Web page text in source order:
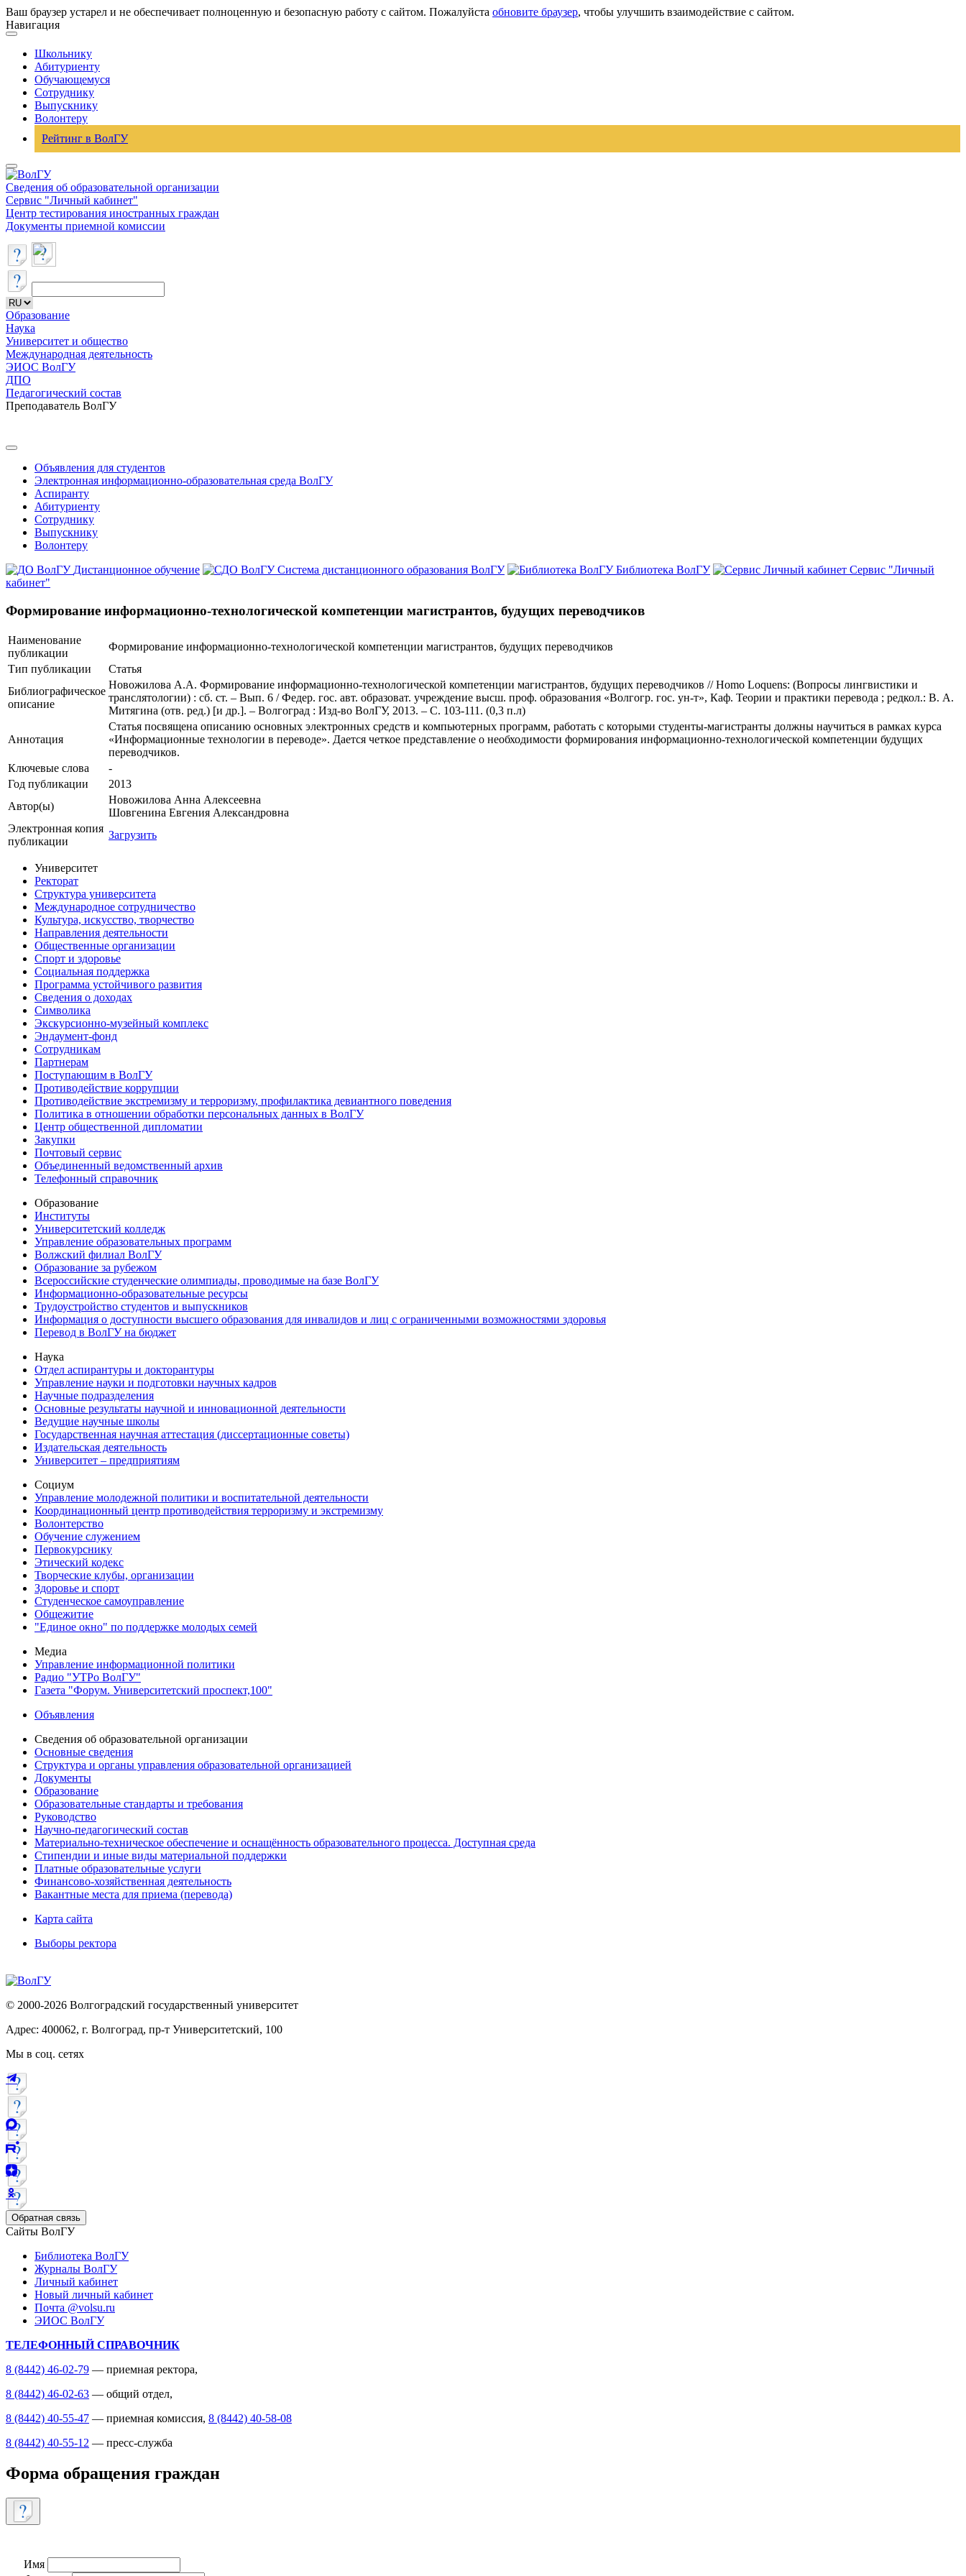
Ваш браузер устарел и не обеспечивает полноценную и безопасную работу с сайтом. Пожалуйста обновите браузер, чтобы улучшить взаимодействие с сайтом.
Навигация
Школьнику
Абитуриенту
Обучающемуся
Сотруднику
Выпускнику
Волонтеру
Рейтинг в ВолГУ
Сведения об образовательной организации
Сервис "Личный кабинет"
Центр тестирования иностранных граждан
Документы приемной комиссии
Образование
Наука
Университет и общество
Международная деятельность
ЭИОС ВолГУ
ДПО
Педагогический состав
Преподаватель ВолГУ
Объявления для студентов
Электронная информационно-образовательная среда ВолГУ
Аспиранту
Абитуриенту
Сотруднику
Выпускнику
Волонтеру
Дистанционное обучение
Система дистанционного образования ВолГУ Библиотека ВолГУ
Сервис "Личный
кабинет"
Формирование информационно-технологической компетенции магистрантов, будущих переводчиков
Наименование
публикации
Формирование информационно-технологической компетенции магистрантов, будущих переводчиков
Тип публикации
Статья
Библиографическое
описание
Новожилова А.А. Формирование информационно-технологической компетенции магистрантов, будущих переводчиков // Homo Loquens: (Вопросы лингвистики и
транслятологии) : сб. ст. – Вып. 6 / Федер. гос. авт. образоват. учреждение высш. проф. образования «Волгогр. гос. ун-т», Каф. Теории и практики перевода ; редкол.: В. А.
Митягина (отв. ред.) [и др.]. – Волгоград : Изд-во ВолГУ, 2013. – С. 103-111. (0,3 п.л)
Аннотация
Статья посвящена описанию основных электронных средств и компьютерных программ, работать с которыми студенты-магистранты должны научиться в рамках курса
«Информационные технологии в переводе». Дается четкое представление о необходимости формирования информационно-технологической компетенции будущих
переводчиков.
Ключевые cлова
-
Год публикации
2013
Автор(ы)
Новожилова Анна Алексеевна
Шовгенина Евгения Александровна
Электронная копия
публикации
Загрузить
Университет
Ректорат
Структура университета
Международное сотрудничество
Культура, искусство, творчество
Направления деятельности
Общественные организации
Спорт и здоровье
Социальная поддержка
Программа устойчивого развития
Сведения о доходах
Символика
Экскурсионно-музейный комплекс
Эндаумент-фонд
Сотрудникам
Партнерам
Поступающим в ВолГУ
Противодействие коррупции
Противодействие экстремизму и терроризму, профилактика девиантного поведения
Политика в отношении обработки персональных данных в ВолГУ
Центр общественной дипломатии
Закупки
Почтовый сервис
Объединенный ведомственный архив
Телефонный справочник
Образование
Институты
Университетский колледж
Управление образовательных программ
Волжский филиал ВолГУ
Образование за рубежом
Всероссийские студенческие олимпиады, проводимые на базе ВолГУ
Информационно-образовательные ресурсы
Трудоустройство студентов и выпускников
Информация о доступности высшего образования для инвалидов и лиц с ограниченными возможностями здоровья
Перевод в ВолГУ на бюджет
Наука
Отдел аспирантуры и докторантуры
Управление науки и подготовки научных кадров
Научные подразделения
Основные результаты научной и инновационной деятельности
Ведущие научные школы
Государственная научная аттестация (диссертационные советы)
Издательская деятельность
Университет – предприятиям
Социум
Управление молодежной политики и воспитательной деятельности
Координационный центр противодействия терроризму и экстремизму
Волонтерство
Обучение служением
Первокурснику
Этический кодекс
Творческие клубы, организации
Здоровье и спорт
Студенческое самоуправление
Общежитие
"Единое окно" по поддержке молодых семей
Медиа
Управление информационной политики
Радио "УТРо ВолГУ"
Газета "Форум. Университетский проспект,100"
Объявления
Сведения об образовательной организации
Основные сведения
Структура и органы управления образовательной организацией
Документы
Образование
Образовательные стандарты и требования
Руководство
Научно-педагогический состав
Материально-техническое обеспечение и оснащённость образовательного процесса. Доступная среда
Стипендии и иные виды материальной поддержки
Платные образовательные услуги
Финансово-хозяйственная деятельность
Вакантные места для приема (перевода)
Карта сайта
Выборы ректора
© 2000-2026 Волгоградский государственный университет
Адрес: 400062, г. Волгоград, пр-т Университетский, 100
Мы в соц. сетях
Обратная связь
Сайты ВолГУ
Библиотека ВолГУ
Журналы ВолГУ
Личный кабинет
Новый личный кабинет
Почта @volsu.ru
ЭИОС ВолГУ
ТЕЛЕФОННЫЙ СПРАВОЧНИК
8 (8442) 46-02-79 — приемная ректора,
8 (8442) 46-02-63 — общий отдел,
8 (8442) 40-55-47 — приемная комиссия, 8 (8442) 40-58-08
8 (8442) 40-55-12 — пресс-служба
Форма обращения граждан
Имя